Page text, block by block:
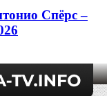
Спёрс –